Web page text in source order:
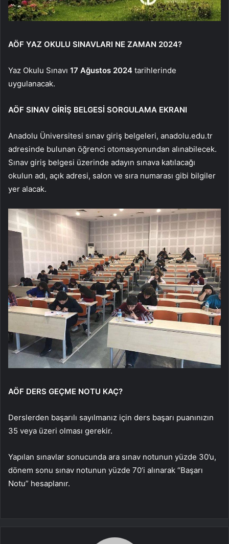
AÖF YAZ OKULU SINAVLARI NE ZAMAN 2024?
Yaz Okulu Sınavı 17 Ağustos 2024 tarihlerinde
uygulanacak.
AÖF SINAV GİRİŞ BELGESİ SORGULAMA EKRANI
Anadolu Üniversitesi sınav giriş belgeleri, anadolu.edu.tr
adresinde bulunan öğrenci otomasyonundan alınabilecek.
Sınav giriş belgesi üzerinde adayın sınava katılacağı
okulun adı, açık adresi, salon ve sıra numarası gibi bilgiler
yer alacak.
AÖF DERS GEÇME NOTU KAÇ?
Derslerden başarılı sayılmanız için ders başarı puanınızın
35 veya üzeri olması gerekir.
Yapılan sınavlar sonucunda ara sınav notunun yüzde 30’u,
dönem sonu sınav notunun yüzde 70’i alınarak “Başarı
Notu” hesaplanır.